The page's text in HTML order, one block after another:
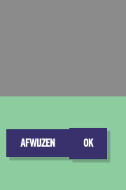
AFWIJZEN OK